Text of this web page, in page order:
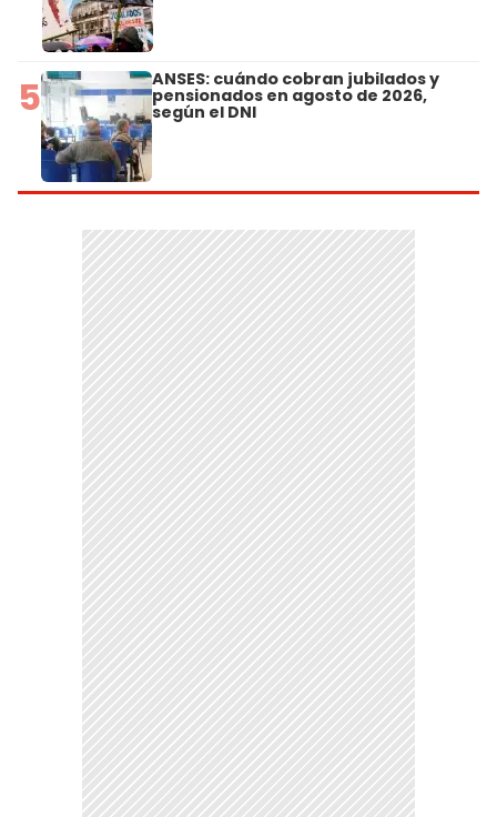
5 ANSES: cuándo cobran jubilados y
pensionados en agosto de 2026,
según el DNI